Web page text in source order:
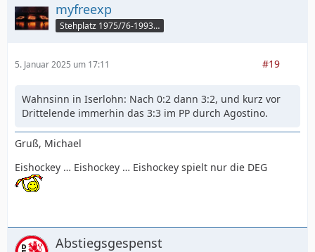
myfreexp
Stehplatz 1975/76-1993/94
5. Januar 2025 um 17:11 #19
Wahnsinn in Iserlohn: Nach 0:2 dann 3:2, und kurz vor
Drittelende immerhin das 3:3 im PP durch Agostino.
Gruß, Michael
Eishockey … Eishockey … Eishockey spielt nur die DEG
Abstiegsgespenst